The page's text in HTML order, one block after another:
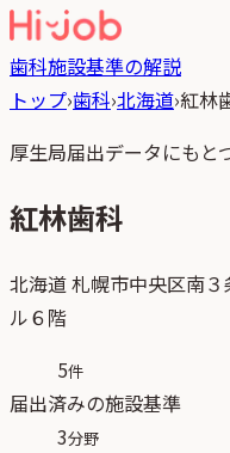
歯科施設基準の解説
トップ›歯科›北海道›紅林
厚生局届出データにもと
紅林歯科
北海道札幌市中央区南
ル６階
5件
届出済みの施設基準
3分野